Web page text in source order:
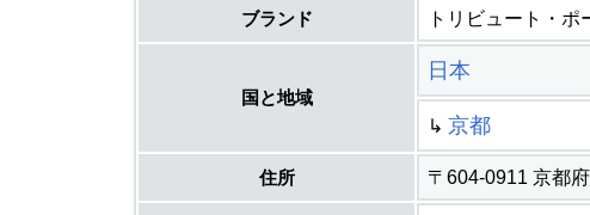
ブランド トリビュート・ポ
国と地域
日本
↳ 京都
住所 〒604-0911 京都